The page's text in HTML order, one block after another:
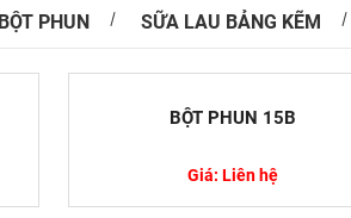
BỘT PHUN SỮA LAU BẢNG KẼM
BỘT PHUN 15B
Giá: Liên hệ
Tìm Hiểu Nguyên Lý Hoạt Động Của
Máy so màu là một giải pháp quan